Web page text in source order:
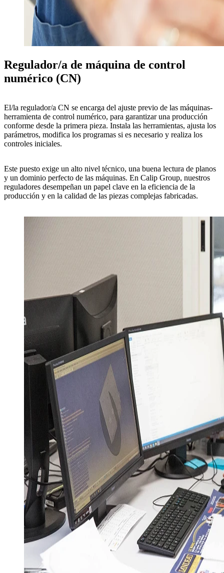
Regulador/a de máquina de control
numérico (CN)
El/la regulador/a CN se encarga del ajuste previo de las máquinas-
herramienta de control numérico, para garantizar una producción
conforme desde la primera pieza. Instala las herramientas, ajusta los
parámetros, modifica los programas si es necesario y realiza los
controles iniciales.
Este puesto exige un alto nivel técnico, una buena lectura de planos
y un dominio perfecto de las máquinas. En Calip Group, nuestros
reguladores desempeñan un papel clave en la eficiencia de la
producción y en la calidad de las piezas complejas fabricadas.